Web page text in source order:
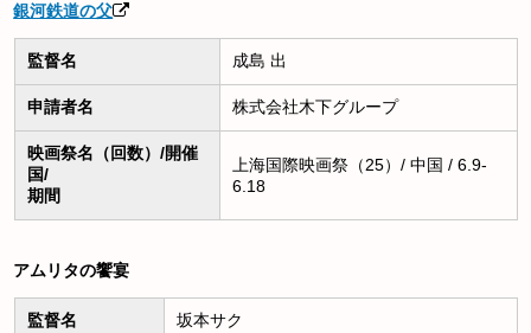
銀河鉄道の父
監督名 成島 出
申請者名 株式会社木下グループ
映画祭名（回数）/開催
国/
期間
上海国際映画祭（25）/ 中国 / 6.9-
6.18
アムリタの饗宴
監督名 坂本サク